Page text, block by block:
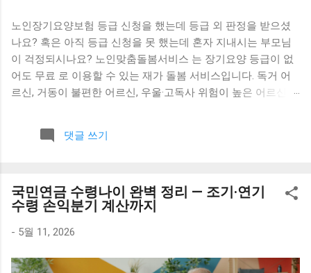
노인장기요양보험 등급 신청을 했는데 등급 외 판정을 받으셨
나요? 혹은 아직 등급 신청을 못 했는데 혼자 지내시는 부모님
이 걱정되시나요? 노인맞춤돌봄서비스 는 장기요양 등급이 없
어도 무료 로 이용할 수 있는 재가 돌봄 서비스입니다. 독거 어
르신, 거동이 불편한 어르신, 우울·고독사 위험이 높은 어르신을
1월 보건복지부가 기존 6개 노인돌봄사업을 통합해 만든 서비
스입니다. 전담 사회복지사와 생활지원사가 어르신 가정을 직
목 내용 시행 2020년 1월 (6개 노인돌봄사업 통합) 소관 보건복
지부 노인정책과 이용료 무료 서비스 기간 승인 다음날부터 1년
(매년 갱신 가능) 수행 기관 시·군·구 위탁기관 (전담 사회복지사
이상이면서 아래 소득 기준 중 하나를 충족해야 합니다. 소득 기
댓글 쓰기
국민연금 수령나이 완벽 정리 — 조기·연기
수령 손익분기 계산까지
- 5월 11, 2026